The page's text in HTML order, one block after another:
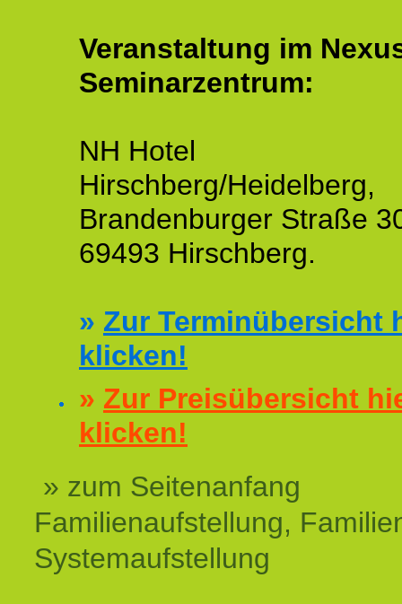
Veranstaltung im
Seminarzentrum:
NH Hotel
Hirschberg/Heidelberg,
Brandenburger Straße
69493 Hirschberg.
» Zur Terminübersicht
klicken!
» Zur Preisübersicht
klicken!
» zum Seitenanfang
Familienaufstellung,
Systemaufstellung